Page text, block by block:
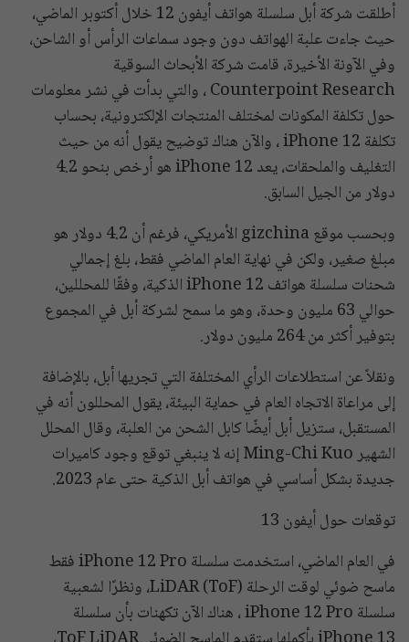
أطلقت شركة أبل سلسلة هواتف أيفون 12 خلال أكتوبر الماضي،
حيث جاءت علبة الهواتف دون وجود سماعات الرأس أو الشاحن،
وفي الآونة الأخيرة، قامت شركة الأبحاث السوقية
Counterpoint Research ، والتي بدأت في نشر معلومات
حول تكلفة المكونات لمختلف المنتجات الإلكترونية، بحساب
تكلفة iPhone 12 ، والآن هناك توضيح يقول أنه من حيث
التغليف والملحقات، يعد iPhone 12 هو أرخص بنحو 4.2
دولار من الجيل السابق.
وبحسب موقع gizchina الأمريكي، فرغم أن 4.2 دولار هو
مبلغ صغير، ولكن في نهاية العام الماضي فقط، بلغ إجمالي
شحنات سلسلة هواتف iPhone 12 الذكية، وفقًا للمحللين،
حوالي 63 مليون وحدة، وهو ما سمح لشركة أبل في المجموع
بتوفير أكثر من 264 مليون دولار.
ونقلاً عن استطلاعات الرأي المختلفة التي تجريها أبل، بالإضافة
إلى مراعاة الاتجاه العام في حماية البيئة، يقول المحللون أنه في
المستقبل، ستزيل أبل أيضًا كابل الشحن من العلبة، وقال المحلل
الشهير Ming-Chi Kuo إنه لا ينبغي توقع وجود كاميرات
جديدة بشكل أساسي في هواتف أبل الذكية حتى عام 2023.
توقعات حول أيفون 13
في العام الماضي، استخدمت سلسلة iPhone 12 Pro فقط
ماسح ضوئي لوقت الرحلة (ToF) LiDAR، ونظرًا لشعبية
سلسلة iPhone 12 Pro ، هناك الآن تكهنات بأن سلسلة